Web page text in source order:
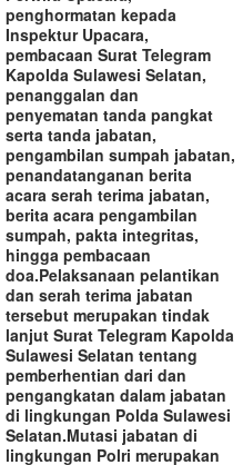
penghormatan kepada
Inspektur Upacara,
pembacaan Surat Telegram
Kapolda Sulawesi Selatan,
penanggalan dan
penyematan tanda pangkat
serta tanda jabatan,
pengambilan sumpah jabatan,
penandatanganan berita
acara serah terima jabatan,
berita acara pengambilan
sumpah, pakta integritas,
hingga pembacaan
doa.‎‎Pelaksanaan pelantikan
dan serah terima jabatan
tersebut merupakan tindak
lanjut Surat Telegram Kapolda
Sulawesi Selatan tentang
pemberhentian dari dan
pengangkatan dalam jabatan
di lingkungan Polda Sulawesi
Selatan.‎‎Mutasi jabatan di
lingkungan Polri merupakan